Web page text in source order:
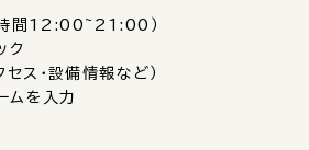
時間12:00~21:00）
ク
セス・設備情報など）
ムを入力